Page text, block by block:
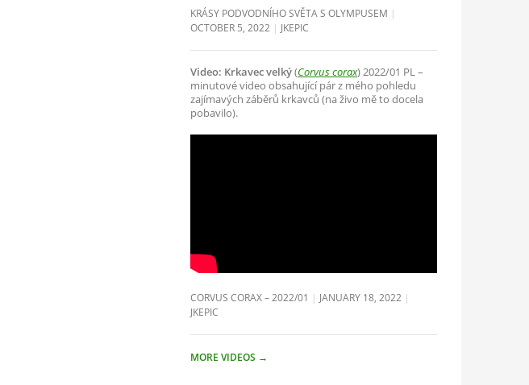
KRÁSY PODVODNÍHO SVĚTA S OLYMPUSEM
OCTOBER 5, 2022
JKEPIC
Video: Krkavec velký(Corvus corax) 2022/01 PL –
minutové video obsahující pár z mého pohledu
zajímavých záběrů krkavců (na živo mě to docela
pobavilo).
CORVUS CORAX – 2022/01 JANUARY 18, 2022
JKEPIC
MORE VIDEOS →